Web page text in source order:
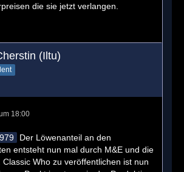
die sie jetzt verlangen.
(Iltu)
18:00
Der Löwenanteil an den
entsteht nun mal durch M&E und die
Who zu veröffentlichen ist nun